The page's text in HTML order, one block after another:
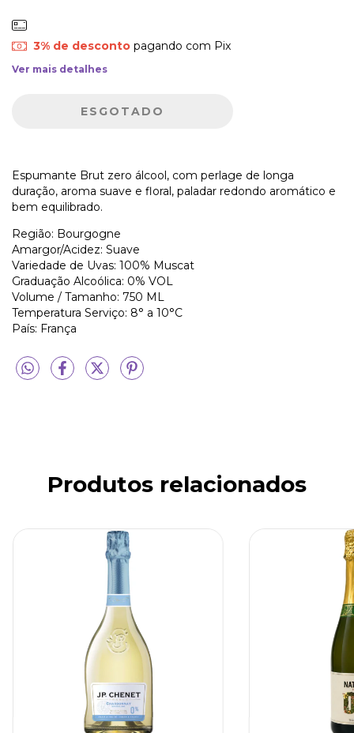
3% de descontopagando com Pix
Ver mais detalhes
Espumante Brut zero álcool, com perlage de longa
duração, aroma suave e floral, paladar redondo aromático e
bem equilibrado.
Região: Bourgogne
Amargor/Acidez: Suave
Variedade de Uvas: 100% Muscat
Graduação Alcoólica: 0% VOL
Volume / Tamanho: 750 ML
Temperatura Serviço: 8° a 10°C
País: França
Produtos relacionados